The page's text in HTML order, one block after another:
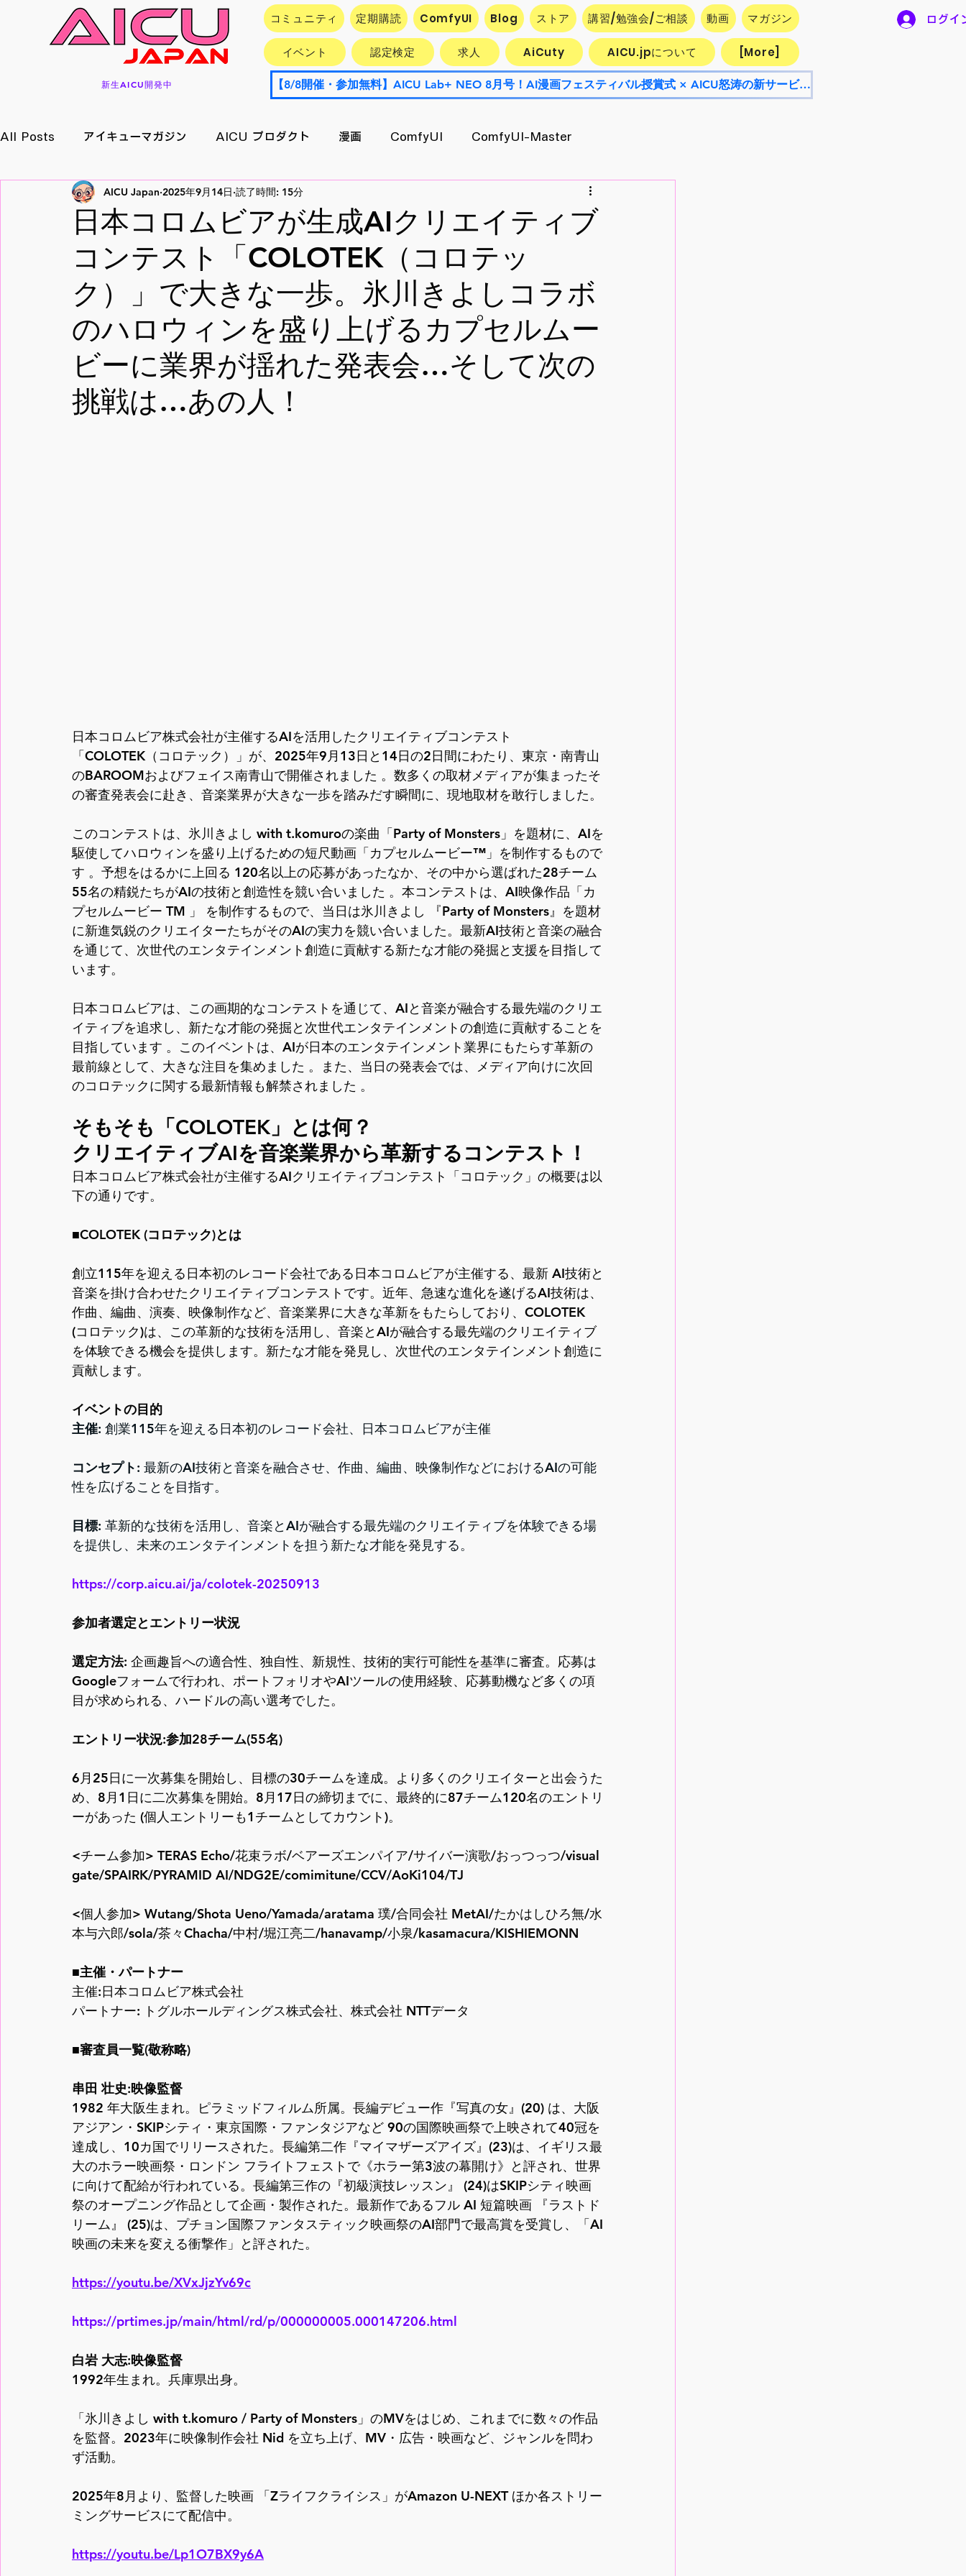
新生AICU開発中
コミュニティ 定期購読 ComfyUI Blog ストア 講習/勉強会/ご相談 動画 マガジン
イベント 認定検定 求人 AiCuty AICU.jpについて [More]
【8/8開催・参加無料】AICU Lab+ NEO 8月号！AI漫画フェスティバル授賞式 × AICU怒涛の新サービス発表会
ログイ
All Posts アイキューマガジン AICU プロダクト 漫画 ComfyUI ComfyUI-Master
イベント情報 アプリ/サービス Research エクスポート
メイキング 月刊好アクセス StableDiffusion AI活用企業最前線 キャラ開発
日本コロムビアが生成AIクリエイティブ
コンテスト「COLOTEK（コロテッ
ク）」で大きな一歩。氷川きよしコラボ
のハロウィンを盛り上げるカプセルムー
ビーに業界が揺れた発表会…そして次の
挑戦は…あの人！
AICU Japan 2025年9月14日 読了時間: 15分
日本コロムビア株式会社が主催するAIを活用したクリエイティブコンテスト
「COLOTEK（コロテック）」が、2025年9月13日と14日の2日間にわたり、東京・南青山
のBAROOMおよびフェイス南青山で開催されました 。数多くの取材メディアが集まったそ
の審査発表会に赴き、音楽業界が大きな一歩を踏みだす瞬間に、現地取材を敢行しました。
このコンテストは、氷川きよし with t.komuroの楽曲「Party of Monsters」を題材に、AIを
駆使してハロウィンを盛り上げるための短尺動画「カプセルムービー™」を制作するもので
す 。予想をはるかに上回る 120名以上の応募があったなか、その中から選ばれた28チーム
55名の精鋭たちがAIの技術と創造性を競い合いました 。本コンテストは、AI映像作品「カ
プセルムービー TM 」 を制作するもので、当日は氷川きよし 『Party of Monsters』を題材
に新進気鋭のクリエイターたちがそのAIの実力を競い合いました。最新AI技術と音楽の融合
を通じて、次世代のエンタテインメント創造に貢献する新たな才能の発掘と支援を目指して
います。
日本コロムビアは、この画期的なコンテストを通じて、AIと音楽が融合する最先端のクリエ
イティブを追求し、新たな才能の発掘と次世代エンタテインメントの創造に貢献することを
目指しています 。このイベントは、AIが日本のエンタテインメント業界にもたらす革新の
最前線として、大きな注目を集めました 。また、当日の発表会では、メディア向けに次回
のコロテックに関する最新情報も解禁されました 。
そもそも「COLOTEK」とは何？
クリエイティブAIを音楽業界から革新するコンテスト！
日本コロムビア株式会社が主催するAIクリエイティブコンテスト「コロテック」の概要は以
下の通りです。
■COLOTEK (コロテック)とは
創立115年を迎える日本初のレコード会社である日本コロムビアが主催する、最新 AI技術と
音楽を掛け合わせたクリエイティブコンテストです。近年、急速な進化を遂げるAI技術は、
作曲、編曲、演奏、映像制作など、音楽業界に大きな革新をもたらしており、COLOTEK
(コロテック)は、この革新的な技術を活用し、音楽とAIが融合する最先端のクリエイティブ
を体験できる機会を提供します。新たな才能を発見し、次世代のエンタテインメント創造に
貢献します。
イベントの目的
主催: 創業115年を迎える日本初のレコード会社、日本コロムビアが主催
コンセプト: 最新のAI技術と音楽を融合させ、作曲、編曲、映像制作などにおけるAIの可能
性を広げることを目指す。
目標: 革新的な技術を活用し、音楽とAIが融合する最先端のクリエイティブを体験できる場
を提供し、未来のエンタテインメントを担う新たな才能を発見する。
https://corp.aicu.ai/ja/colotek-20250913
参加者選定とエントリー状況
選定方法: 企画趣旨への適合性、独自性、新規性、技術的実行可能性を基準に審査。応募は
Googleフォームで行われ、ポートフォリオやAIツールの使用経験、応募動機など多くの項
目が求められる、ハードルの高い選考でした。
エントリー状況:参加28チーム(55名)
6月25日に一次募集を開始し、目標の30チームを達成。より多くのクリエイターと出会うた
め、8月1日に二次募集を開始。8月17日の締切までに、最終的に87チーム120名のエントリ
ーがあった (個人エントリーも1チームとしてカウント)。
<チーム参加> TERAS Echo/花束ラボ/ベアーズエンパイア/サイバー演歌/おっつっつ/visual
gate/SPAIRK/PYRAMID AI/NDG2E/comimitune/CCV/AoKi104/TJ
<個人参加> Wutang/Shota Ueno/Yamada/aratama 璞/合同会社 MetAI/たかはしひろ無/水
本与六郎/sola/茶々Chacha/中村/堀江亮二/hanavamp/小泉/kasamacura/KISHIEMONN
■主催・パートナー
主催:日本コロムビア株式会社
パートナー: トグルホールディングス株式会社、株式会社 NTTデータ
■審査員一覧(敬称略)
串田 壮史:映像監督
1982 年大阪生まれ。ピラミッドフィルム所属。長編デビュー作『写真の女』(20) は、大阪
アジアン・SKIPシティ・東京国際・ファンタジアなど 90の国際映画祭で上映されて40冠を
達成し、10カ国でリリースされた。長編第二作『マイマザーズアイズ』(23)は、イギリス最
大のホラー映画祭・ロンドン フライトフェストで《ホラー第3波の幕開け》と評され、世界
に向けて配給が行われている。長編第三作の『初級演技レッスン』 (24)はSKIPシティ映画
祭のオープニング作品として企画・製作された。最新作であるフル AI 短篇映画 『ラストド
リーム』 (25)は、プチョン国際ファンタスティック映画祭のAI部門で最高賞を受賞し、「AI
映画の未来を変える衝撃作」と評された。
https://youtu.be/XVxJjzYv69c
https://prtimes.jp/main/html/rd/p/000000005.000147206.html
白岩 大志:映像監督
1992年生まれ。兵庫県出身。
「氷川きよし with t.komuro / Party of Monsters」のMVをはじめ、これまでに数々の作品
を監督。2023年に映像制作会社 Nid を立ち上げ、MV・広告・映画など、ジャンルを問わ
ず活動。
2025年8月より、監督した映画 「Zライフクライシス」がAmazon U-NEXT ほか各ストリー
ミングサービスにて配信中。
https://youtu.be/Lp1O7BX9y6A